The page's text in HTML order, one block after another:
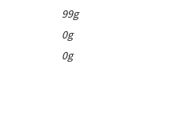
99g
0g
0g